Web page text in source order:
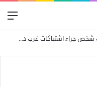
المنظمة الدولية للهجرة: نزوح 6.6 آلاف شخص جراء اشتباكات غرب دارفور